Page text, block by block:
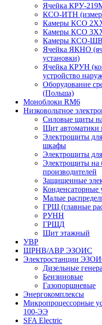
Ячейка КРУ-
КСО-ИТН
Камеры КСО
Камеры КСО
Камеры КСО-
Ячейка ЯКНО
установки)
Ячейка КРУН
устройство
Оборудование
(Польша)
Моноблоки RM6
Низковольтное
Силовые щиты
Щит
Электрощиты
шкафы
Электрощиты
Электрощиты на
производителей
Защищенные
Конденсаторные
Малые
ГРЩ (главные
РУНН
ГРЩД
Щит этажный
УВР
ЩРНВ/АВР ЭЗОИС
Электростанции
Дизельные
Бензиновые
Газопоршневые
Энергокомплексы
Микропроцессорные
100-ЭЭ
SFA Electric